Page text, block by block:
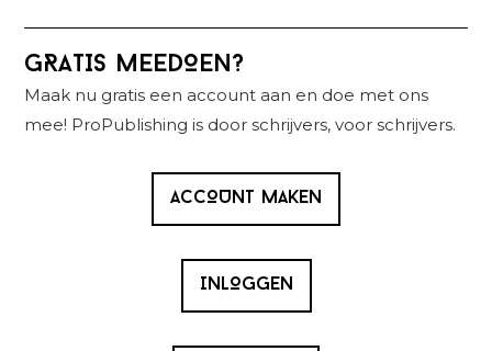
Primaire
Sidebar
GRATIS MEEDOEN?
Maak nu gratis een account aan en doe met ons
mee! ProPublishing is door schrijvers, voor schrijvers.
ACCOUNT MAKEN
INLOGGEN